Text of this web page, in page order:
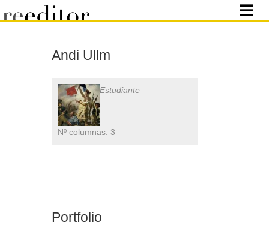
Andi Ullm
Estudiante
Nº columnas: 3
Portfolio